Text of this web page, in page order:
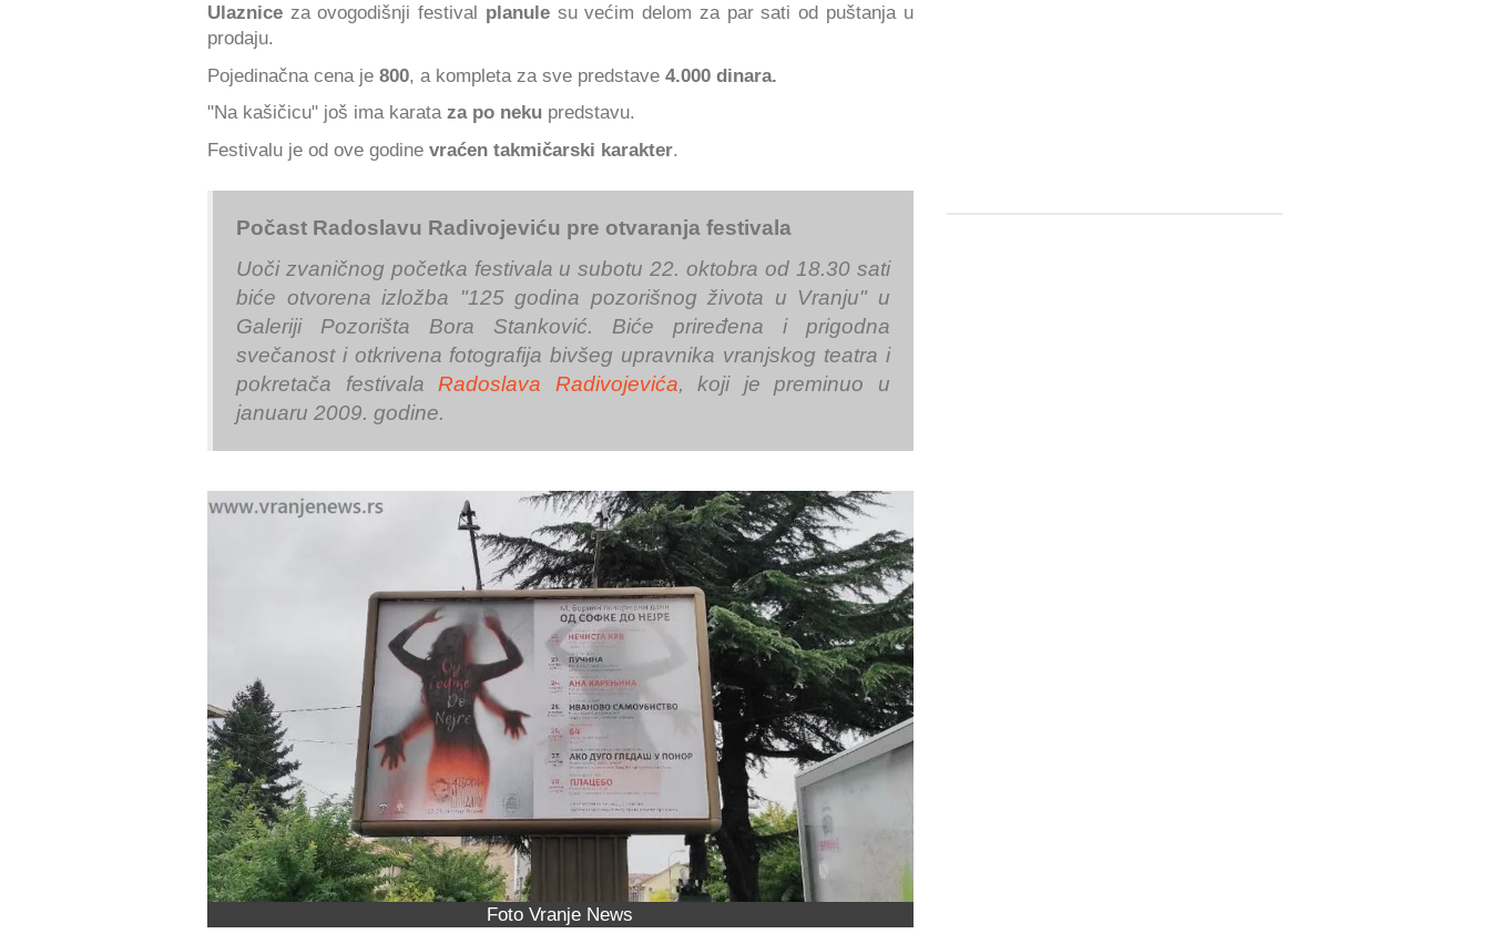
Ulaznice za ovogodišnji festival planulesu većim delom za par sati od puštanja u
prodaju.
Pojedinačna cena je 800, a kompleta za sve predstave 4.000 dinara.
"Na kašičicu" još ima karata za po neku predstavu.
Festivalu je od ove godine vraćen takmičarski karakter.
Počast Radoslavu Radivojeviću pre otvaranja festivala
Uoči zvaničnog početka festivala u subotu 22. oktobra od 18.30 sati
biće otvorena izložba "125 godina pozorišnog života u Vranju" u
Galeriji Pozorišta Bora Stanković. Biće priređena i prigodna
svečanost i otkrivena fotografija bivšeg upravnika vranjskog teatra i
pokretača festivala Radoslava Radivojevića, koji je preminuo u
januaru 2009. godine.
Foto Vranje News